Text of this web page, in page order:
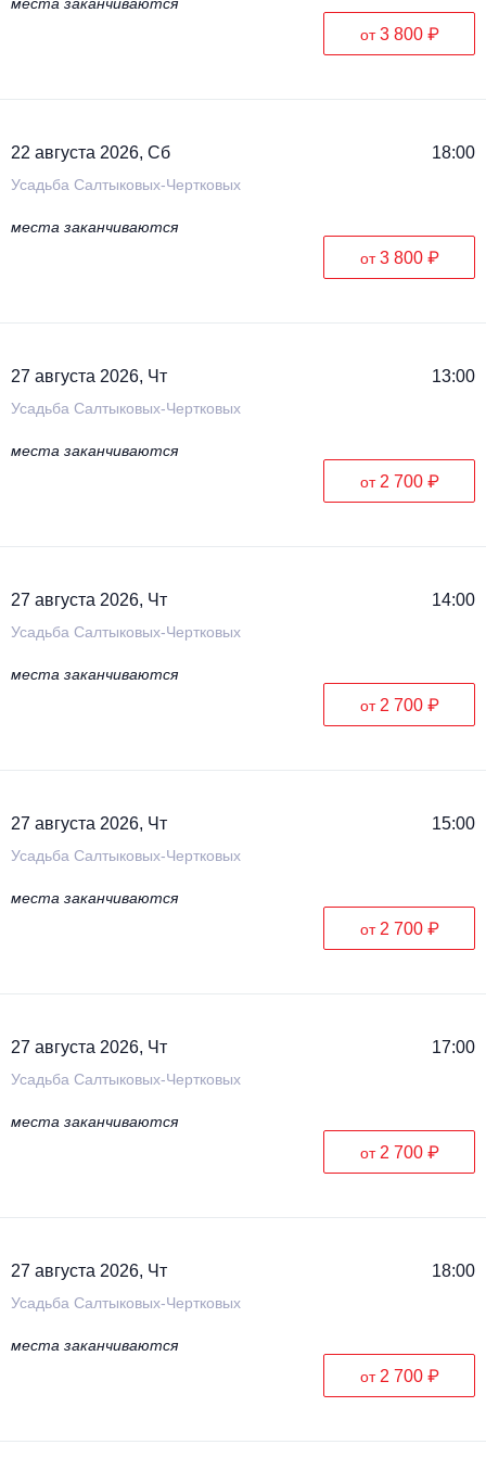
от3 800 ₽
22 августа 2026, Сб 18:00
Усадьба Салтыковых-Чертковых
места заканчиваются
от3 800 ₽
27 августа 2026, Чт 13:00
Усадьба Салтыковых-Чертковых
места заканчиваются
от 2 700 ₽
27 августа 2026, Чт 14:00
Усадьба Салтыковых-Чертковых
места заканчиваются
от 2 700 ₽
27 августа 2026, Чт 15:00
Усадьба Салтыковых-Чертковых
места заканчиваются
от 2 700 ₽
27 августа 2026, Чт 17:00
Усадьба Салтыковых-Чертковых
места заканчиваются
от 2 700 ₽
27 августа 2026, Чт 18:00
Усадьба Салтыковых-Чертковых
места заканчиваются
от 2 700 ₽